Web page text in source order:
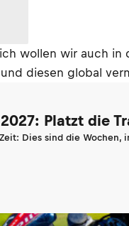
wollen wir auch
diesen global
Platzt die
Dies sind die